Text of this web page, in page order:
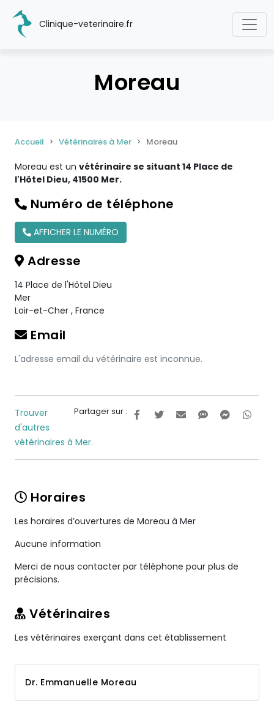
Clinique-veterinaire.fr
Moreau
Accueil Vétérinaires à Mer Moreau
Moreau est un vétérinaire se situant 14 Place de
l'Hôtel Dieu, 41500 Mer.
Numéro de téléphone
AFFICHER LE NUMÉRO
Adresse
14 Place de l'Hôtel Dieu
Mer
Loir-et-Cher , France
Email
L'adresse email du vétérinaire est inconnue.
Partager sur :
Trouver
d'autres
vétérinaires à Mer.
Horaires
Les horaires d’ouvertures de Moreau à Mer
Aucune information
Merci de nous contacter par téléphone pour plus de
précisions.
Vétérinaires
Les vétérinaires exerçant dans cet établissement
Dr. Emmanuelle Moreau